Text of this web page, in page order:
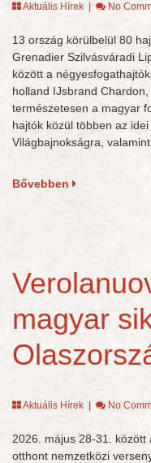
Aktuális Hírek No
13 ország körülbelül 80
Grenadier Szilvásváradi
között a
holland IJsbrand
természetesen a magyar
hajtók közül többen az
Világbajnokságra,
Bővebben
magyar
Aktuális Hírek No
2026. május 28-31. között
otthont nemzetközi